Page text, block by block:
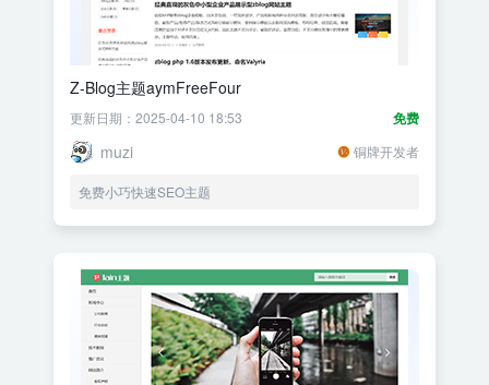
Z-Blog主题aymFreeFour
免费
更新日期：2025-04-10 18:53
muzi 铜牌开发者
免费小巧快速SEO主题